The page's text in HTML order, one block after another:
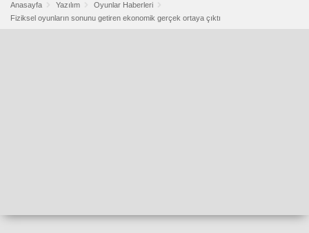
Anasayfa Yazılım
Oyunlar Haberleri
Fiziksel oyunların sonunu getiren ekonomik gerçek ortaya çıktı